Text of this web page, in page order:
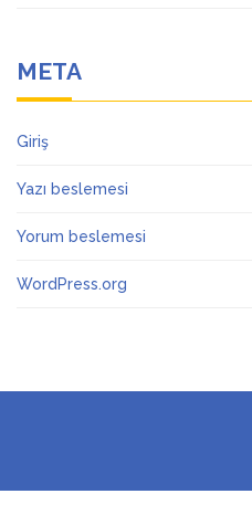
META
Giriş
Yazı beslemesi
Yorum beslemesi
WordPress.org